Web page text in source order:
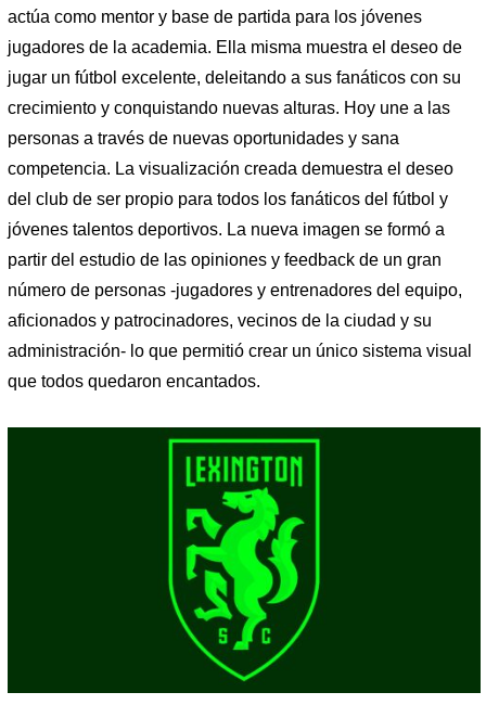
actúa como mentor y base de partida para los jóvenes
jugadores de la academia. Ella misma muestra el deseo de
jugar un fútbol excelente, deleitando a sus fanáticos con su
crecimiento y conquistando nuevas alturas. Hoy une a las
personas a través de nuevas oportunidades y sana
competencia. La visualización creada demuestra el deseo
del club de ser propio para todos los fanáticos del fútbol y
jóvenes talentos deportivos. La nueva imagen se formó a
partir del estudio de las opiniones y feedback de un gran
número de personas -jugadores y entrenadores del equipo,
aficionados y patrocinadores, vecinos de la ciudad y su
administración- lo que permitió crear un único sistema visual
que todos quedaron encantados.